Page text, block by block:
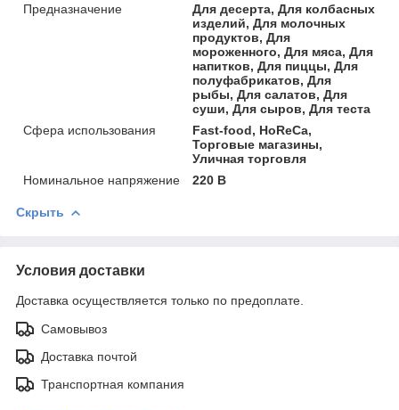
Предназначение
Для десерта, Для колбасных
изделий, Для молочных
продуктов, Для
мороженного, Для мяса, Для
напитков, Для пиццы, Для
полуфабрикатов, Для
рыбы, Для салатов, Для
суши, Для сыров, Для теста
Сфера использования
Fast-food, HoReCa,
Торговые магазины,
Уличная торговля
Номинальное напряжение
220 В
Скрыть
Условия доставки
Доставка осуществляется только по предоплате.
Самовывоз
Доставка почтой
Транспортная компания